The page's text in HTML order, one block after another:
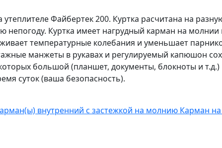
Файбертек 200. Куртка расчитана на
Куртка имеет нагрудный карман на
температурные колебания и уменьшает
манжеты в рукавах и регулируемый капюшон
большой (планшет, документы, блокноты и
суток (ваша безопасность).
внутренний с застежкой на молнию Карман